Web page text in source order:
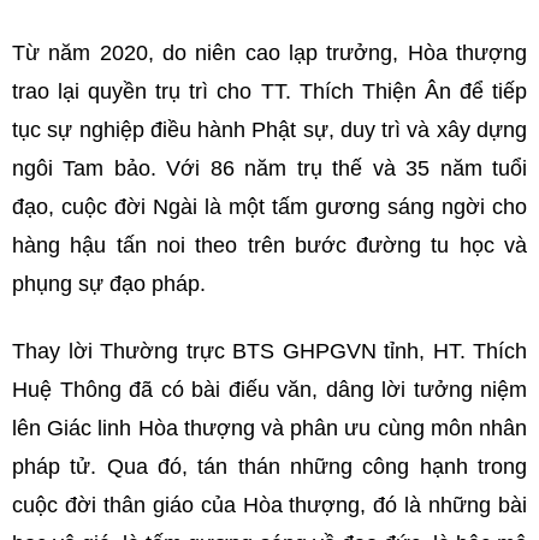
Từ năm 2020, do niên cao lạp trưởng, Hòa thượng
trao lại quyền trụ trì cho TT. Thích Thiện Ân để tiếp
tục sự nghiệp điều hành Phật sự, duy trì và xây dựng
ngôi Tam bảo. Với 86 năm trụ thế và 35 năm tuổi
đạo, cuộc đời Ngài là một tấm gương sáng ngời cho
hàng hậu tấn noi theo trên bước đường tu học và
phụng sự đạo pháp.
Thay lời Thường trực BTS GHPGVN tỉnh, HT. Thích
Huệ Thông đã có bài điếu văn, dâng lời tưởng niệm
lên Giác linh Hòa thượng và phân ưu cùng môn nhân
pháp tử. Qua đó, tán thán những công hạnh trong
cuộc đời thân giáo của Hòa thượng, đó là những bài